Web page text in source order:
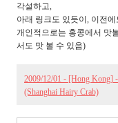
각설하고,
아래 링크도 있듯이, 이전
개인적으로는 홍콩에서 맛
서도 맛 볼 수 있음)
2009/12/01 - [Hong
(Shanghai Hairy Crab)